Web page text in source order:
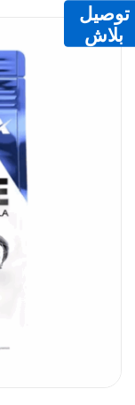
توصيل
بلاش